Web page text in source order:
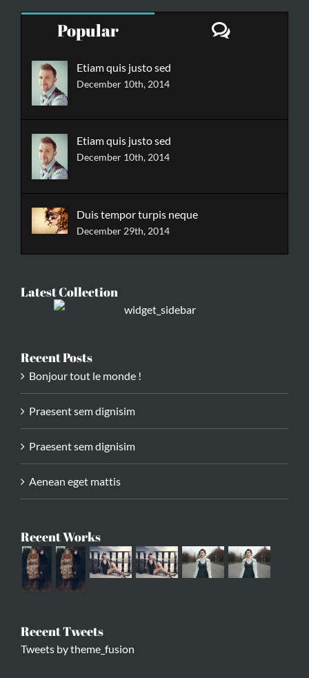
Popular
Etiam quis justo sed
December 10th, 2014
Etiam quis justo sed
December 10th, 2014
Duis tempor turpis neque
December 29th, 2014
Latest Collection
Recent Posts
Bonjour tout le monde !
Praesent sem dignisim
Praesent sem dignisim
Aenean eget mattis
Recent Works
Recent Tweets
Tweets by theme_fusion